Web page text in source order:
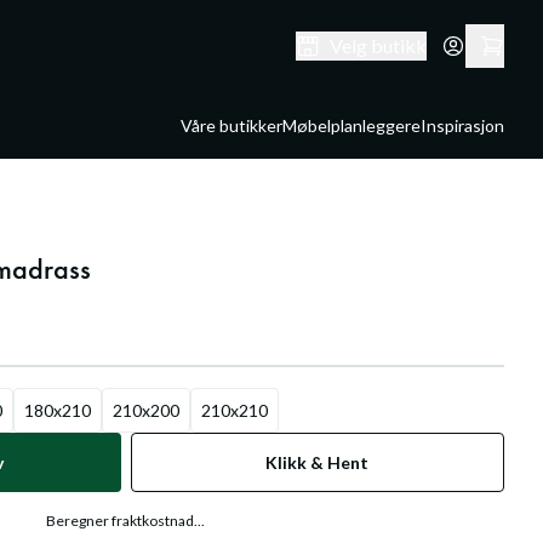
Våre butikkerMøbelplanleggereInspirasjon
180x210 210x200 210x210
Klikk & Hent
Beregner fraktkostnad...